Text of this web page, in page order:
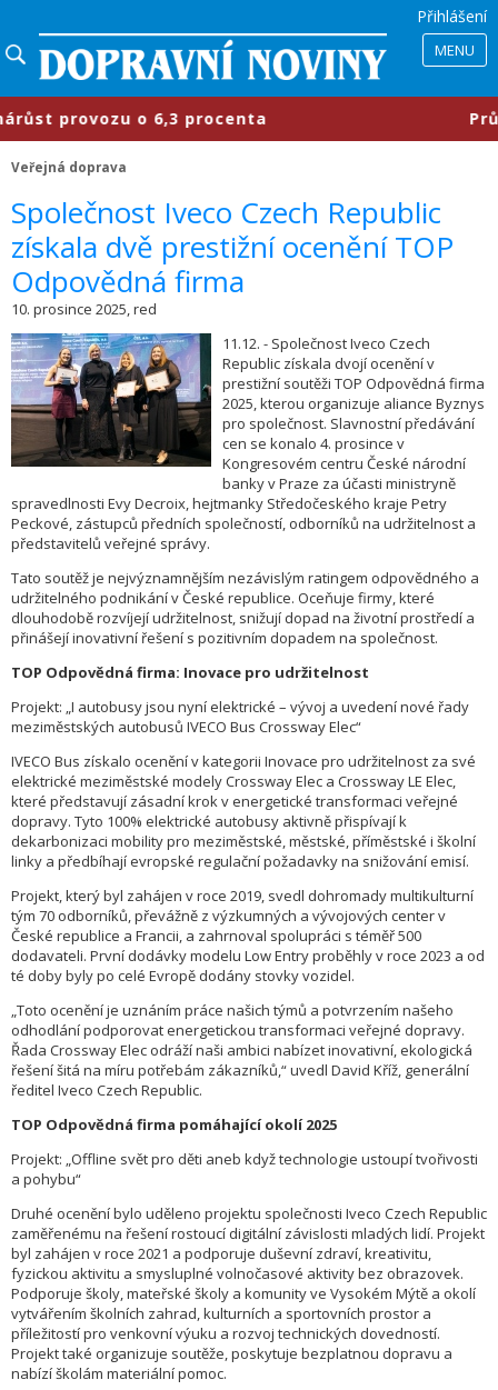
Přihlášení
MENU
o 6,3 procenta
Veřejná doprava
​Společnost Iveco Czech Republic
získala dvě prestižní ocenění TOP
Odpovědná firma
10. prosince 2025, red
11.12. - Společnost Iveco Czech
Republic získala dvojí ocenění v
prestižní soutěži TOP Odpovědná firma
2025, kterou organizuje aliance Byznys
pro společnost. Slavnostní předávání
cen se konalo 4. prosince v
Kongresovém centru České národní
banky v Praze za účasti ministryně
spravedlnosti Evy Decroix, hejtmanky Středočeského kraje Petry
Peckové, zástupců předních společností, odborníků na udržitelnost a
představitelů veřejné správy.
Tato soutěž je nejvýznamnějším nezávislým ratingem odpovědného a
udržitelného podnikání v České republice. Oceňuje firmy, které
dlouhodobě rozvíjejí udržitelnost, snižují dopad na životní prostředí a
přinášejí inovativní řešení s pozitivním dopadem na společnost.
TOP Odpovědná firma: Inovace pro udržitelnost
Projekt: „I autobusy jsou nyní elektrické – vývoj a uvedení nové řady
meziměstských autobusů IVECO Bus Crossway Elec“
IVECO Bus získalo ocenění v kategorii Inovace pro udržitelnost za své
elektrické meziměstské modely Crossway Elec a Crossway LE Elec,
které představují zásadní krok v energetické transformaci veřejné
dopravy. Tyto 100% elektrické autobusy aktivně přispívají k
dekarbonizaci mobility pro meziměstské, městské, příměstské i školní
linky a předbíhají evropské regulační požadavky na snižování emisí.
Projekt, který byl zahájen v roce 2019, svedl dohromady multikulturní
tým 70 odborníků, převážně z výzkumných a vývojových center v
České republice a Francii, a zahrnoval spolupráci s téměř 500
dodavateli. První dodávky modelu Low Entry proběhly v roce 2023 a od
té doby byly po celé Evropě dodány stovky vozidel.
„Toto ocenění je uznáním práce našich týmů a potvrzením našeho
odhodlání podporovat energetickou transformaci veřejné dopravy.
Řada Crossway Elec odráží naši ambici nabízet inovativní, ekologická
řešení šitá na míru potřebám zákazníků,“ uvedl David Kříž, generální
ředitel Iveco Czech Republic.
TOP Odpovědná firma pomáhající okolí 2025
Projekt: „Offline svět pro děti aneb když technologie ustoupí tvořivosti
a pohybu“
Druhé ocenění bylo uděleno projektu společnosti Iveco Czech Republic
zaměřenému na řešení rostoucí digitální závislosti mladých lidí. Projekt
byl zahájen v roce 2021 a podporuje duševní zdraví, kreativitu,
fyzickou aktivitu a smysluplné volnočasové aktivity bez obrazovek.
Podporuje školy, mateřské školy a komunity ve Vysokém Mýtě a okolí
vytvářením školních zahrad, kulturních a sportovních prostor a
příležitostí pro venkovní výuku a rozvoj technických dovedností.
Projekt také organizuje soutěže, poskytuje bezplatnou dopravu a
nabízí školám materiální pomoc.